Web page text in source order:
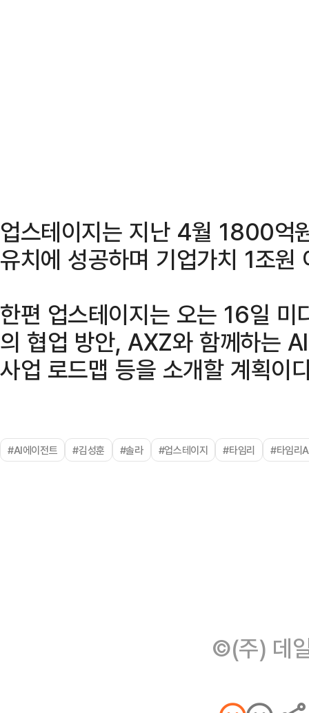
업스테이지는 지난 4월 1800억
유치에 성공하며 기업가치 1조원
한편 업스테이지는 오는 16일 미
의 협업 방안, AXZ와 함께하는
사업 로드맵 등을 소개할 계획이
#AI에이전트 #김성훈 #솔라 #업스테이지 #타임리 #타임리
©(주) 데